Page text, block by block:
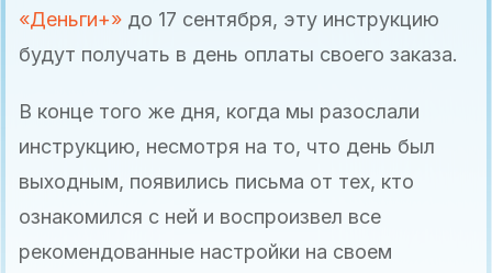
«Деньги+» до 17 сентября, эту инструкцию
будут получать в день оплаты своего заказа.
В конце того же дня, когда мы разослали
инструкцию, несмотря на то, что день был
выходным, появились письма от тех, кто
ознакомился с ней и воспроизвел все
рекомендованные настройки на своем